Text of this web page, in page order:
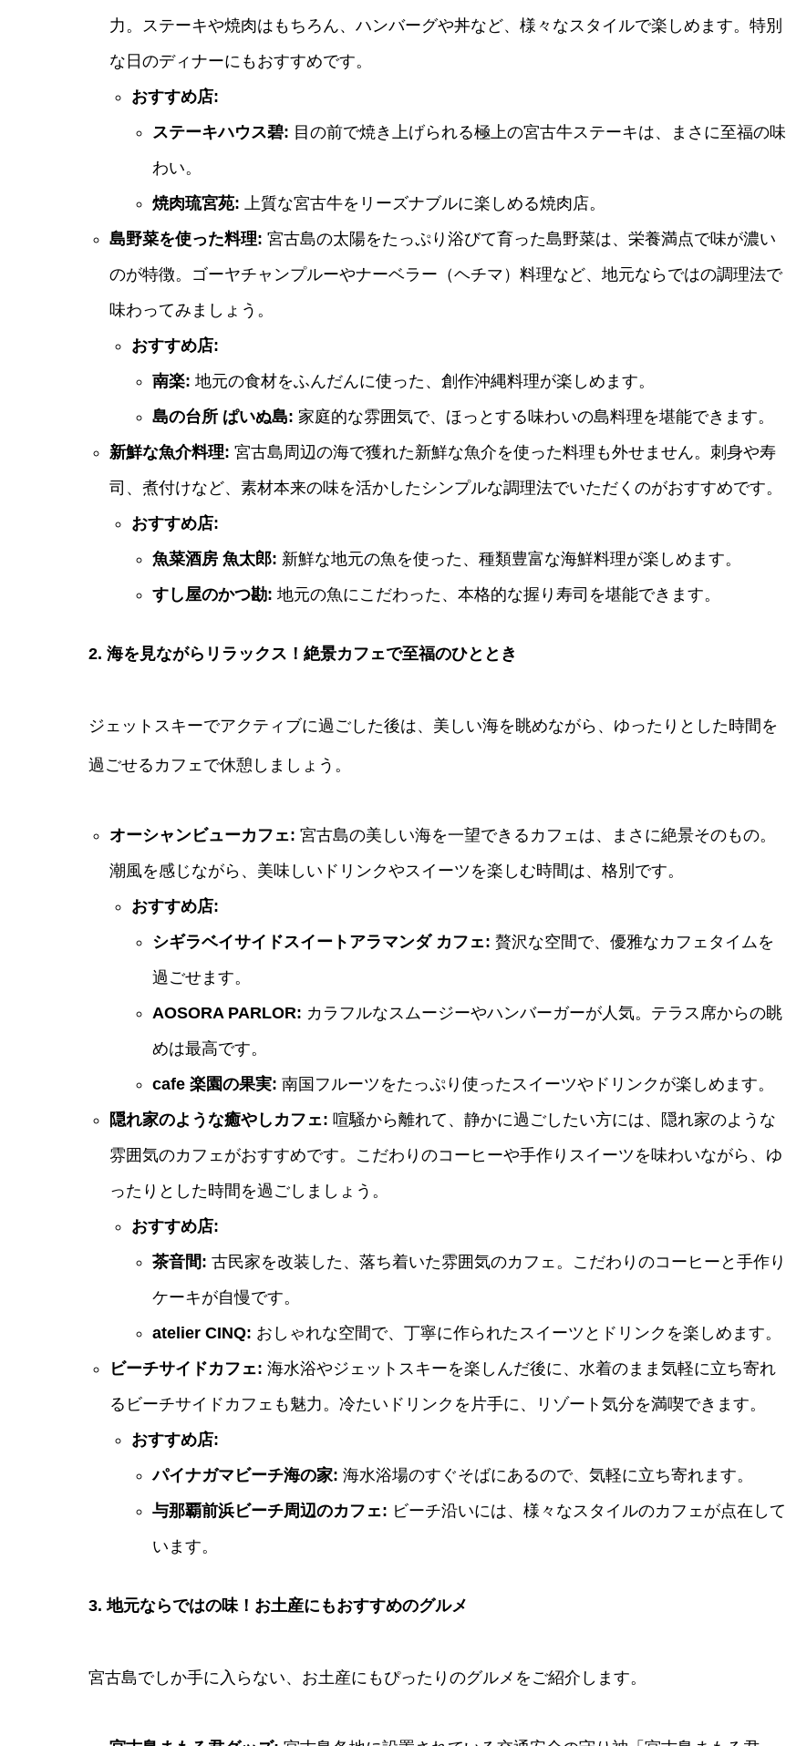
力。ステーキや焼肉はもちろん、ハンバーグや丼など、様々なスタイルで楽しめます。特別
な日のディナーにもおすすめです。
おすすめ店:
ステーキハウス碧: 目の前で焼き上げられる極上の宮古牛ステーキは、まさに至福の味
わい。
焼肉琉宮苑: 上質な宮古牛をリーズナブルに楽しめる焼肉店。
島野菜を使った料理: 宮古島の太陽をたっぷり浴びて育った島野菜は、栄養満点で味が濃い
のが特徴。ゴーヤチャンプルーやナーベラー（ヘチマ）料理など、地元ならではの調理法で
味わってみましょう。
おすすめ店:
南楽: 地元の食材をふんだんに使った、創作沖縄料理が楽しめます。
島の台所 ぱいぬ島: 家庭的な雰囲気で、ほっとする味わいの島料理を堪能できます。
新鮮な魚介料理: 宮古島周辺の海で獲れた新鮮な魚介を使った料理も外せません。刺身や寿
司、煮付けなど、素材本来の味を活かしたシンプルな調理法でいただくのがおすすめです。
おすすめ店:
魚菜酒房 魚太郎: 新鮮な地元の魚を使った、種類豊富な海鮮料理が楽しめます。
すし屋のかつ勘: 地元の魚にこだわった、本格的な握り寿司を堪能できます。
2. 海を見ながらリラックス！絶景カフェで至福のひととき
ジェットスキーでアクティブに過ごした後は、美しい海を眺めながら、ゆったりとした時間を
過ごせるカフェで休憩しましょう。
オーシャンビューカフェ: 宮古島の美しい海を一望できるカフェは、まさに絶景そのもの。
潮風を感じながら、美味しいドリンクやスイーツを楽しむ時間は、格別です。
おすすめ店:
シギラベイサイドスイートアラマンダ カフェ: 贅沢な空間で、優雅なカフェタイムを
過ごせます。
AOSORA PARLOR: カラフルなスムージーやハンバーガーが人気。テラス席からの眺
めは最高です。
cafe 楽園の果実: 南国フルーツをたっぷり使ったスイーツやドリンクが楽しめます。
隠れ家のような癒やしカフェ: 喧騒から離れて、静かに過ごしたい方には、隠れ家のような
雰囲気のカフェがおすすめです。こだわりのコーヒーや手作りスイーツを味わいながら、ゆ
ったりとした時間を過ごしましょう。
おすすめ店:
茶音間: 古民家を改装した、落ち着いた雰囲気のカフェ。こだわりのコーヒーと手作り
ケーキが自慢です。
atelier CINQ: おしゃれな空間で、丁寧に作られたスイーツとドリンクを楽しめます。
ビーチサイドカフェ: 海水浴やジェットスキーを楽しんだ後に、水着のまま気軽に立ち寄れ
るビーチサイドカフェも魅力。冷たいドリンクを片手に、リゾート気分を満喫できます。
おすすめ店:
パイナガマビーチ海の家: 海水浴場のすぐそばにあるので、気軽に立ち寄れます。
与那覇前浜ビーチ周辺のカフェ: ビーチ沿いには、様々なスタイルのカフェが点在して
います。
3. 地元ならではの味！お土産にもおすすめのグルメ
宮古島でしか手に入らない、お土産にもぴったりのグルメをご紹介します。